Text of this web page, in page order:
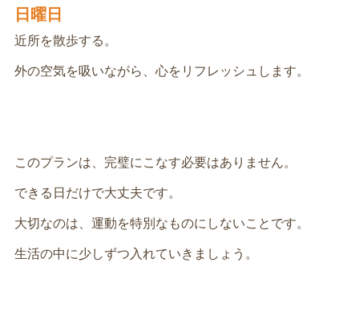
日曜日
近所を散歩する。
外の空気を吸いながら、心をリフレッシュします。
このプランは、完璧にこなす必要はありません。
できる日だけで大丈夫です。
大切なのは、運動を特別なものにしないことです。
生活の中に少しずつ入れていきましょう。